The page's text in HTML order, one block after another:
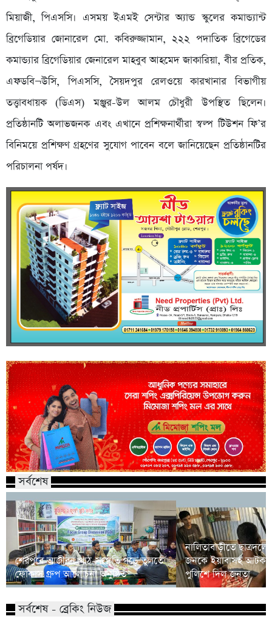
মিয়াজী, পিএসসি। এসময় ইএমই সেন্টার অ্যান্ড স্কুলের কমান্ড্যান্ট
ব্রিগেডিয়ার জোনারেল মো. কবিরুজ্জামান, ২২২ পদাতিক ব্রিগেডের
কমান্ড্যার ব্রিগেডিয়ার জেনারেল মাহবুব আহমেদ জাকারিয়া, বীর প্রতিক,
এফডবি¬উসি, পিএসসি, সৈয়দপুর রেলওয়ে কারখানার বিভাগীয়
তত্ত্বাবধায়ক (ডিএস) মঞ্জুর-উল আলম চৌধুরী উপস্থিত ছিলেন।
প্রতিষ্ঠানটি অলাভজনক এবং এখানে প্রশিক্ষনার্থীরা স্বল্প টিউশন ফি’র
বিনিময়ে প্রশিক্ষণ গ্রহণের সুযোগ পাবেন বলে জানিয়েছেন প্রতিষ্ঠানটির
পরিচালনা পর্ষদ।
সর্বশেষ
শেরপুরে আজীবন পাঠ-সংস্কৃতি গড়ে তুলতে
ফোকাস গ্রুপ আলোচনা অনুষ্ঠিত
নালিতাবাড়ীতে
জনকে ইয়াবাসহ আটক,
পুলিশে দিল জনতা
সর্বশেষ - ব্রেকিং নিউজ